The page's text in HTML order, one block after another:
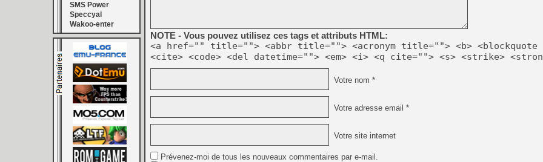
[GK] Beast of
[GK] Ubisoft : fin de partie
[GK] Mémoire cash -
[GK] Dan Houser (GTA)
[GK] Comment EA Sports
[GK] Crimson Moon : un
[GK] Isle of Reveries : le
[GK] Moonlighter 2 : The
[GK] Capcom relance
[Mo5] Deux inédits du
[GK] Le beat'em up The
[GK] Endless Legend 2 :
SMS Power
Speccyal
Wakoo-enter
NOTE - Vous pouvez utilisez ces tags et attributs HTML:
<a href="" title=""> <abbr title=""> <acronym title=""> <b> <blockquote
<cite> <code> <del datetime=""> <em> <i> <q cite=""> <s> <strike>
Votre nom *
Votre adresse email *
Votre site internet
Prévenez-moi de tous les nouveaux commentaires par e-mail.